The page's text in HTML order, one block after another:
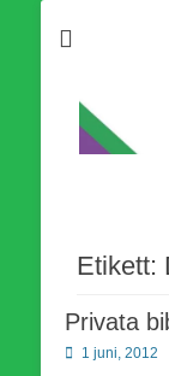
Etikett:
Privata
Publicerad
1 juni, 2012